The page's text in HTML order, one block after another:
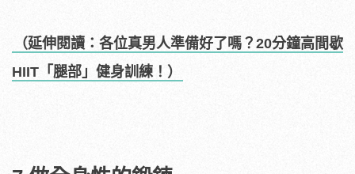
（延伸閱讀：各位真男人準備好了嗎？20分鐘高間歇
HIIT「腿部」健身訓練！）